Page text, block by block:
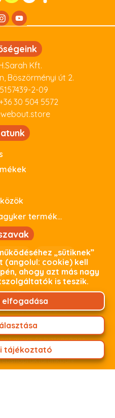
Kft.
Böszörményi út 2.
2-09
30 504 5572
Raklapos Nagyker termékeink
parkside
használtoutlet
fizetés
adat, beleértve az Ön
kapcsolaton keresztül
online bankkártyás
gyors és biztonságos
vagy személyes átvétel
„sütiknek”
cookie) kell
ahogy azt más nagy
is teszik.
elfogadása
tájékoztató